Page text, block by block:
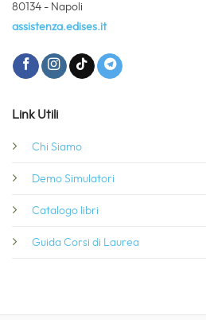
80134 - Napoli
assistenza.edises.it
Link Utili
Chi Siamo
Demo Simulatori
Catalogo libri
Guida Corsi di Laurea